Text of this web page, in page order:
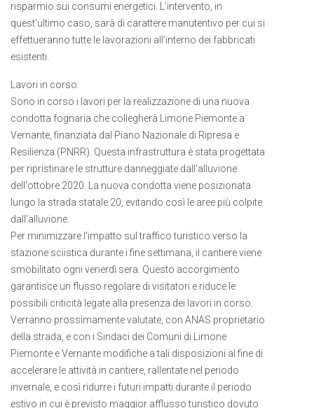
risparmio sui consumi energetici. L’intervento, in
quest’ultimo caso, sarà di carattere manutentivo per cui si
effettueranno tutte le lavorazioni all’interno dei fabbricati
esistenti.
Lavori in corso:
Sono in corso i lavori per la realizzazione di una nuova
condotta fognaria che collegherà Limone Piemonte a
Vernante, finanziata dal Piano Nazionale di Ripresa e
Resilienza (PNRR). Questa infrastruttura è stata progettata
per ripristinare le strutture danneggiate dall'alluvione
dell'ottobre 2020. La nuova condotta viene posizionata
lungo la strada statale 20, evitando così le aree più colpite
dall'alluvione.
Per minimizzare l'impatto sul traffico turistico verso la
stazione sciistica durante i fine settimana, il cantiere viene
smobilitato ogni venerdì sera. Questo accorgimento
garantisce un flusso regolare di visitatori e riduce le
possibili criticità legate alla presenza dei lavori in corso.
Verranno prossimamente valutate, con ANAS proprietario
della strada, e con i Sindaci dei Comuni di Limone
Piemonte e Vernante modifiche a tali disposizioni al fine di
accelerare le attività in cantiere, rallentate nel periodo
invernale, e così ridurre i futuri impatti durante il periodo
estivo in cui è previsto maggior afflusso turistico dovuto